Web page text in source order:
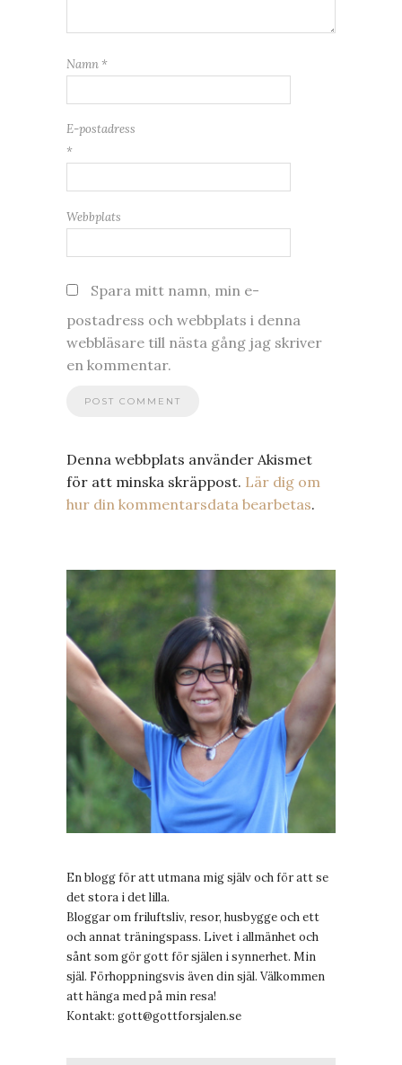
Namn *
E-postadress
*
Webbplats
Spara mitt namn, min e-
postadress och webbplats i denna
webbläsare till nästa gång jag skriver
en kommentar.
Denna webbplats använder Akismet
för att minska skräppost. Lär dig om
hur din kommentarsdata bearbetas.
En blogg för att utmana mig själv och för att se
det stora i det lilla.
Bloggar om friluftsliv, resor, husbygge och ett
och annat träningspass. Livet i allmänhet och
sånt som gör gott för själen i synnerhet. Min
själ. Förhoppningsvis även din själ. Välkommen
att hänga med på min resa!
Kontakt: gott@gottforsjalen.se